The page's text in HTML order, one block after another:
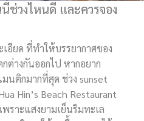
ช่วงไหนดี และควรจอง
อียด ที่ทำให้บรรยากาศของ
ต่างกันออกไป หากอยาก
นติกมากที่สุด ช่วง sunset
Hin’s Beach Restaurant
พราะแสงยามเย็นริมทะเล